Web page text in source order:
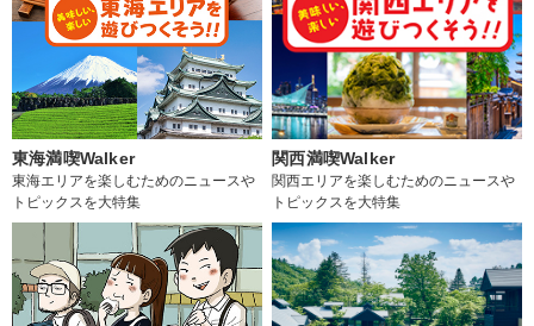
東海満喫Walker
東海エリアを楽しむためのニュースや
トピックスを大特集
関西満喫Walker
関西エリアを楽しむためのニュースや
トピックスを大特集